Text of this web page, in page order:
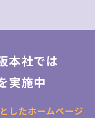
本社では
実施中
したホームページ